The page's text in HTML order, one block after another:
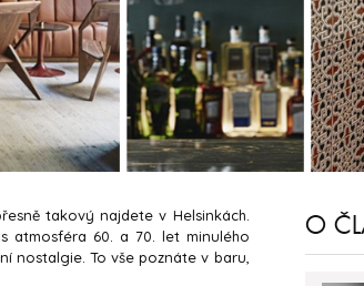
takový najdete v Helsinkách.
atmosféra 60. a 70. let minulého
nostalgie. To vše poznáte v baru,
O